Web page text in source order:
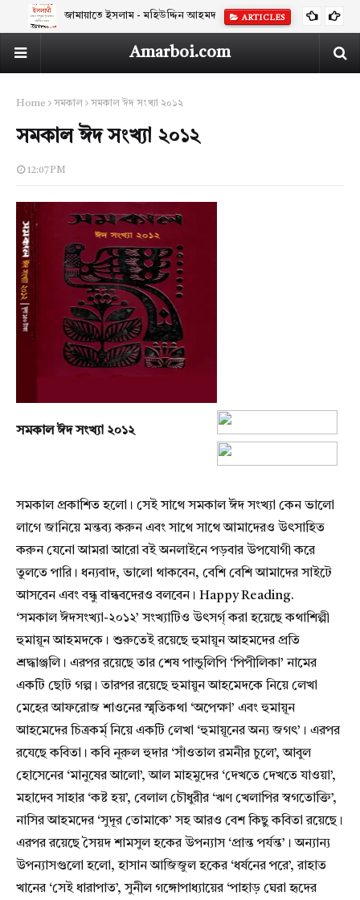
জামায়াতে ইসলাম - মহিউদ্দিন আহমদ ARTICLES
Amarboi.com
Home সমকাল সমকাল ঈদ সংখ্যা ২০১২
সমকাল ঈদ সংখ্যা ২০১২
12:07 PM
সমকাল ঈদ সংখ্যা ২০১২
সমকাল প্রকাশিত হলো। সেই সাথে সমকাল ঈদ সংখ্যা কেন ভালো
লাগে জানিয়ে মন্তব্য করুন এবং সাথে সাথে আমাদেরও উৎসাহিত
করুন যেনো আমরা আরো বই অনলাইনে পড়বার উপযোগী করে
তুলতে পারি। ধন্যবাদ, ভালো থাকবেন, বেশি বেশি আমাদের সাইটে
আসবেন এবং বন্ধু বান্ধবদেরও বলবেন। Happy Reading.
‘সমকাল ঈদসংখ্যা-২০১২’ সংখ্যাটিও উৎসর্গ্ করা হয়েছে কথাশিল্পী
হুমায়ূন আহমদকে। শুরুতেই রয়েছে হুমায়ূন আহমদের প্রতি
শ্রদ্ধাঞ্জলি। এরপর রয়েছে তার শেষ পান্ডুলিপি ‘পিপীলিকা’ নামের
একটি ছোট গল্প। তারপর রয়েছে হুমায়ুন আহমেদকে নিয়ে লেখা
মেহের আফরোজ শাওনের স্মৃতিকথা ‘অপেক্ষা’ এবং হুমায়ূন
আহমেদের চিত্রকর্ম্ নিয়ে একটি লেখা ‘হুমায়ূনের অন্য জগৎ’। এরপর
রযেছে কবিতা। কবি নূরুল হুদার ‘সাঁওতাল রমনীর চুলে’, আবুল
হোসেনের ‘মানুষের আলো’, আল মাহমুদের ‘দেখতে দেখতে যাওয়া’,
মহাদেব সাহার ‘কষ্ট হয়’, বেলাল চৌধুরীর ‘ঋণ খেলাপির স্বগতোক্তি’,
নাসির আহমদের ‘সুদূর তোমাকে’ সহ আরও বেশ কিছু কবিতা রয়েছে।
এরপর রয়েছে সৈয়দ শামসুল হকের উপন্যাস ‘প্রান্ত পর্যন্ত’। অন্যান্য
উপন্যাসগুলো হলো, হাসান আজিজুল হকের ‘ধর্ষনের পরে’, রাহাত
খানের ‘সেই ধারাপাত’, সুনীল গঙ্গোপাধ্যায়ের ‘পাহাড় ঘেরা হৃদের